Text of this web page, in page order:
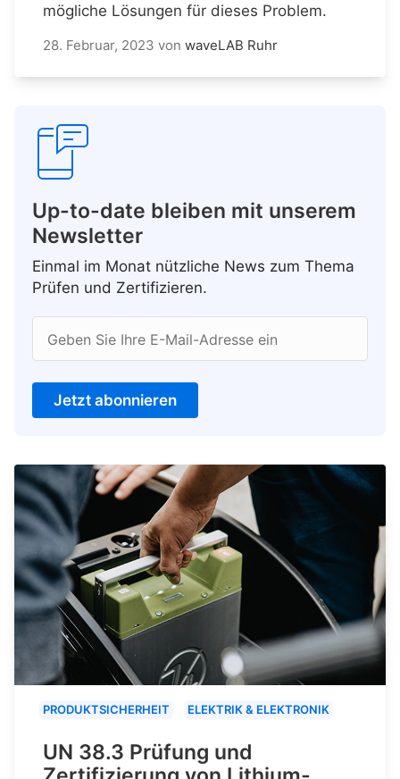
mögliche Lösungen für dieses Problem.
28. Februar, 2023 von waveLAB Ruhr
Up-to-date bleiben mit unserem
Newsletter
Einmal im Monat nützliche News zum Thema
Prüfen und Zertifizieren.
Geben Sie Ihre E-Mail-Adresse ein
Jetzt abonnieren
PRODUKTSICHERHEIT ELEKTRIK & ELEKTRONIK
UN 38.3 Prüfung und